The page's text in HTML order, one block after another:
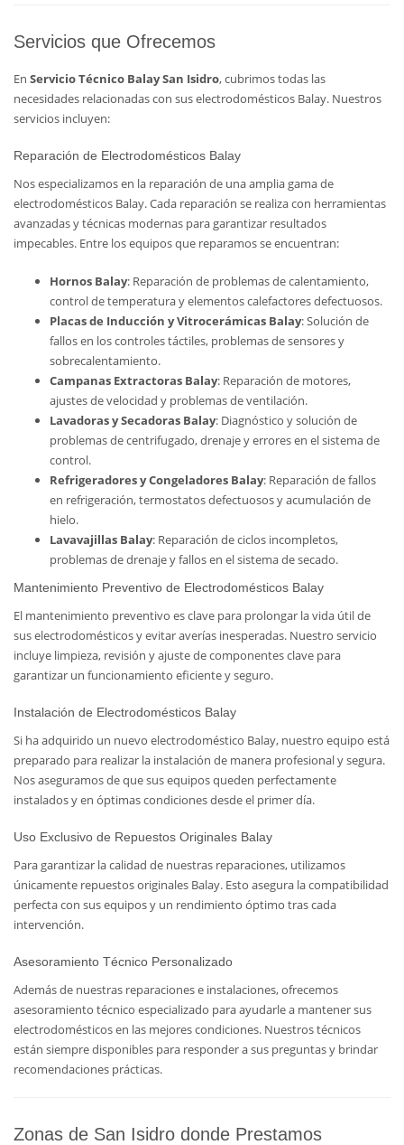
Servicios que Ofrecemos
En Servicio Técnico Balay San Isidro, cubrimos todas las
necesidades relacionadas con sus electrodomésticos Balay. Nuestros
servicios incluyen:
Reparación de Electrodomésticos Balay
Nos especializamos en la reparación de una amplia gama de
electrodomésticos Balay. Cada reparación se realiza con herramientas
avanzadas y técnicas modernas para garantizar resultados
impecables. Entre los equipos que reparamos se encuentran:
Hornos Balay: Reparación de problemas de calentamiento,
control de temperatura y elementos calefactores defectuosos.
Placas de Inducción y Vitrocerámicas Balay: Solución de
fallos en los controles táctiles, problemas de sensores y
sobrecalentamiento.
Campanas Extractoras Balay: Reparación de motores,
ajustes de velocidad y problemas de ventilación.
Lavadoras y Secadoras Balay: Diagnóstico y solución de
problemas de centrifugado, drenaje y errores en el sistema de
control.
Refrigeradores y Congeladores Balay: Reparación de fallos
en refrigeración, termostatos defectuosos y acumulación de
hielo.
Lavavajillas Balay: Reparación de ciclos incompletos,
problemas de drenaje y fallos en el sistema de secado.
Mantenimiento Preventivo de Electrodomésticos Balay
El mantenimiento preventivo es clave para prolongar la vida útil de
sus electrodomésticos y evitar averías inesperadas. Nuestro servicio
incluye limpieza, revisión y ajuste de componentes clave para
garantizar un funcionamiento eficiente y seguro.
Instalación de Electrodomésticos Balay
Si ha adquirido un nuevo electrodoméstico Balay, nuestro equipo está
preparado para realizar la instalación de manera profesional y segura.
Nos aseguramos de que sus equipos queden perfectamente
instalados y en óptimas condiciones desde el primer día.
Uso Exclusivo de Repuestos Originales Balay
Para garantizar la calidad de nuestras reparaciones, utilizamos
únicamente repuestos originales Balay. Esto asegura la compatibilidad
perfecta con sus equipos y un rendimiento óptimo tras cada
intervención.
Asesoramiento Técnico Personalizado
Además de nuestras reparaciones e instalaciones, ofrecemos
asesoramiento técnico especializado para ayudarle a mantener sus
electrodomésticos en las mejores condiciones. Nuestros técnicos
están siempre disponibles para responder a sus preguntas y brindar
recomendaciones prácticas.
Zonas de San Isidro donde Prestamos